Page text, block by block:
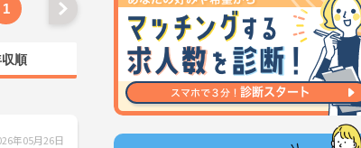
1
順
年05月26日